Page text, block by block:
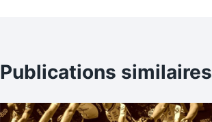
Publications similaires